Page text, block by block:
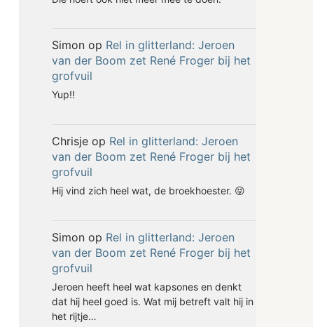
Simonop Rel in glitterland: Jeroen
van der Boom zet René Froger bij het
grofvuil
Yup!!
Chrisjeop Rel in glitterland: Jeroen
van der Boom zet René Froger bij het
grofvuil
Hij vind zich heel wat, de broekhoester. 😝
Simonop Rel in glitterland: Jeroen
van der Boom zet René Froger bij het
grofvuil
Jeroen heeft heel wat kapsones en denkt
dat hij heel goed is. Wat mij betreft valt hij in
het rijtje…